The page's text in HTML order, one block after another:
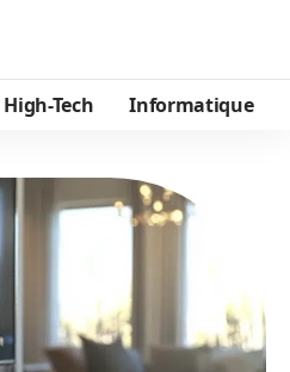
High-Tech Informatique